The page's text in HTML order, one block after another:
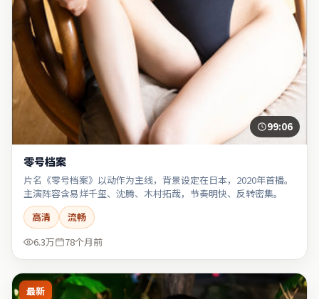
99:06
零号档案
片名《零号档案》以动作为主线，背景设定在日本，2020年首播。
主演阵容含易烊千玺、沈腾、木村拓哉，节奏明快、反转密集。
高清
流畅
6.3万
78个月前
最新